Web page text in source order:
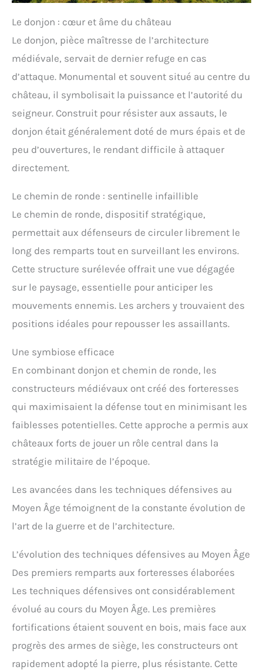
Le donjon : cœur et âme du château
Le donjon, pièce maîtresse de l’architecture
médiévale, servait de dernier refuge en cas
d’attaque. Monumental et souvent situé au centre du
château, il symbolisait la puissance et l’autorité du
seigneur. Construit pour résister aux assauts, le
donjon était généralement doté de murs épais et de
peu d’ouvertures, le rendant difficile à attaquer
directement.
Le chemin de ronde : sentinelle infaillible
Le chemin de ronde, dispositif stratégique,
permettait aux défenseurs de circuler librement le
long des remparts tout en surveillant les environs.
Cette structure surélevée offrait une vue dégagée
sur le paysage, essentielle pour anticiper les
mouvements ennemis. Les archers y trouvaient des
positions idéales pour repousser les assaillants.
Une symbiose efficace
En combinant donjon et chemin de ronde, les
constructeurs médiévaux ont créé des forteresses
qui maximisaient la défense tout en minimisant les
faiblesses potentielles. Cette approche a permis aux
châteaux forts de jouer un rôle central dans la
stratégie militaire de l’époque.
Les avancées dans les techniques défensives au
Moyen Âge témoignent de la constante évolution de
l’art de la guerre et de l’architecture.
L’évolution des techniques défensives au Moyen Âge
Des premiers remparts aux forteresses élaborées
Les techniques défensives ont considérablement
évolué au cours du Moyen Âge. Les premières
fortifications étaient souvent en bois, mais face aux
progrès des armes de siège, les constructeurs ont
rapidement adopté la pierre, plus résistante. Cette